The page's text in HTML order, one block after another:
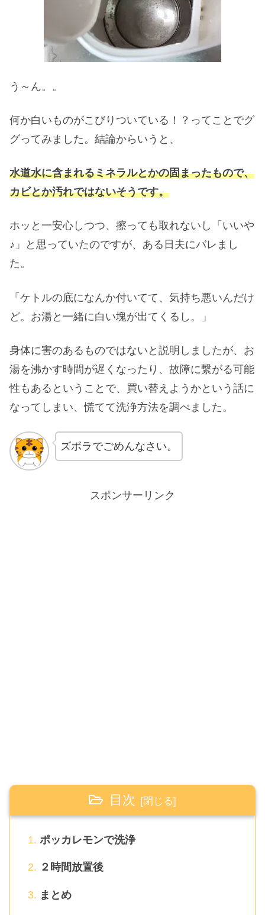
う～ん。。
何か白いものがこびりついている！？ってことでグ
グってみました。結論からいうと、
水道水に含まれるミネラルとかの固まったもので、
カビとか汚れではないそうです。
ホッと一安心しつつ、擦っても取れないし「いいや
♪」と思っていたのですが、ある日夫にバレまし
た。
「ケトルの底になんか付いてて、気持ち悪いんだけ
ど。お湯と一緒に白い塊が出てくるし。」
身体に害のあるものではないと説明しましたが、お
湯を沸かす時間が遅くなったり、故障に繋がる可能
性もあるということで、買い替えようかという話に
なってしまい、慌てて洗浄方法を調べました。
ズボラでごめんなさい。
スポンサーリンク
目次
ポッカレモンで洗浄
２時間放置後
まとめ